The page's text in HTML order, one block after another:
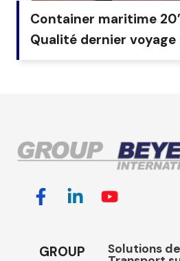
Container maritime
Qualité dernier voyage
GROUP
Solutions de